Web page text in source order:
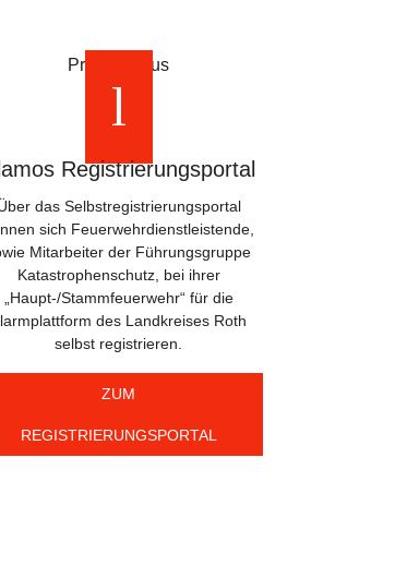
Probier's aus
Registrierungsportal
das Selbstregistrierungsportal
sich Feuerwehrdienstleistende,
Mitarbeiter der Führungsgruppe
Katastrophenschutz, bei ihrer
„Haupt-/Stammfeuerwehr“ für die
des Landkreises Roth
selbst registrieren.
ZUM
REGISTRIERUNGSPORTAL